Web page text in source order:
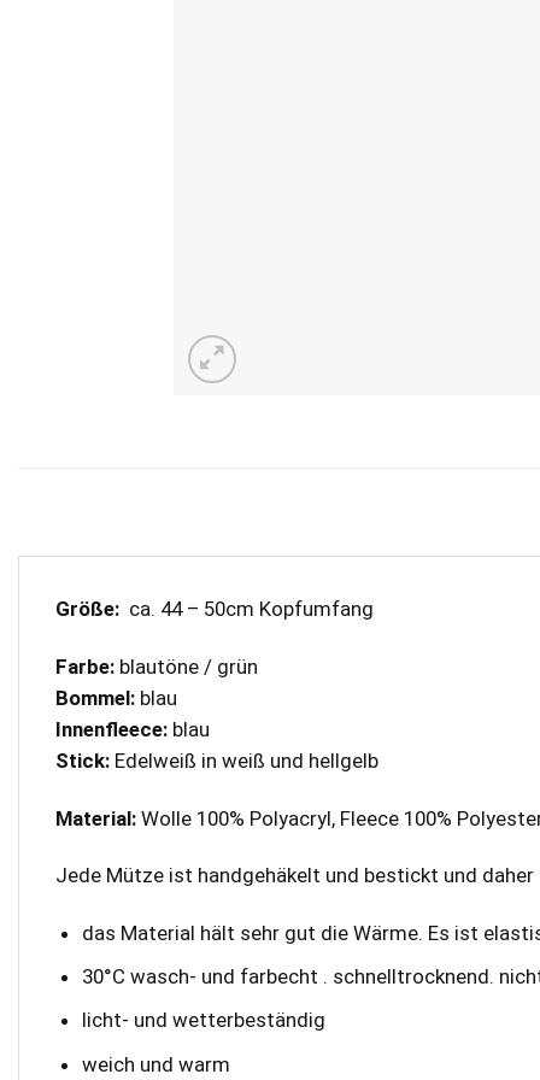
Größe: ca. 44 – 50cm Kopfumfang
Farbe: blautöne / grün
Bommel: blau
Innenfleece: blau
Stick: Edelweiß in weiß und hellgelb
Material: Wolle 100% Polyacryl, Fleece 100%
Jede Mütze ist handgehäkelt und bestickt und daher
das Material hält sehr gut die Wärme. Es ist
30°C wasch- und farbecht . schnelltrocknend.
licht- und wetterbeständig
weich und warm